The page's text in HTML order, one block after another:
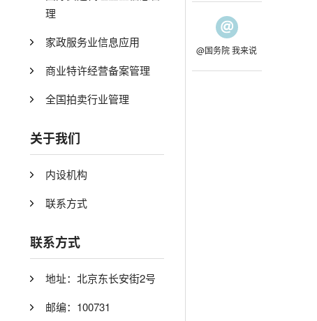
理
家政服务业信息应用
商业特许经营备案管理
全国拍卖行业管理
关于我们
内设机构
联系方式
联系方式
地址：北京东长安街2号
邮编：100731
@国务院 我来说